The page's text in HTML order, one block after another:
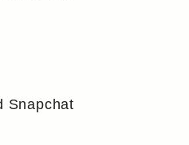
Snapchat